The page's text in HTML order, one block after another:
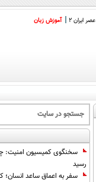
عصر ایران 2 آموزش زبان
سخنگوی کمیسیون امنیت:
رسید
سفر به اعماق ساعد انسان؛